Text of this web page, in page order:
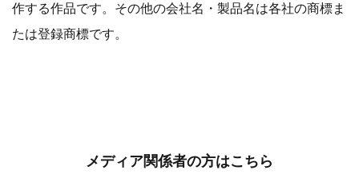
作する作品です。その他の会社名・製品名は各社の商標ま
たは登録商標です。
メディア関係者の方はこちら